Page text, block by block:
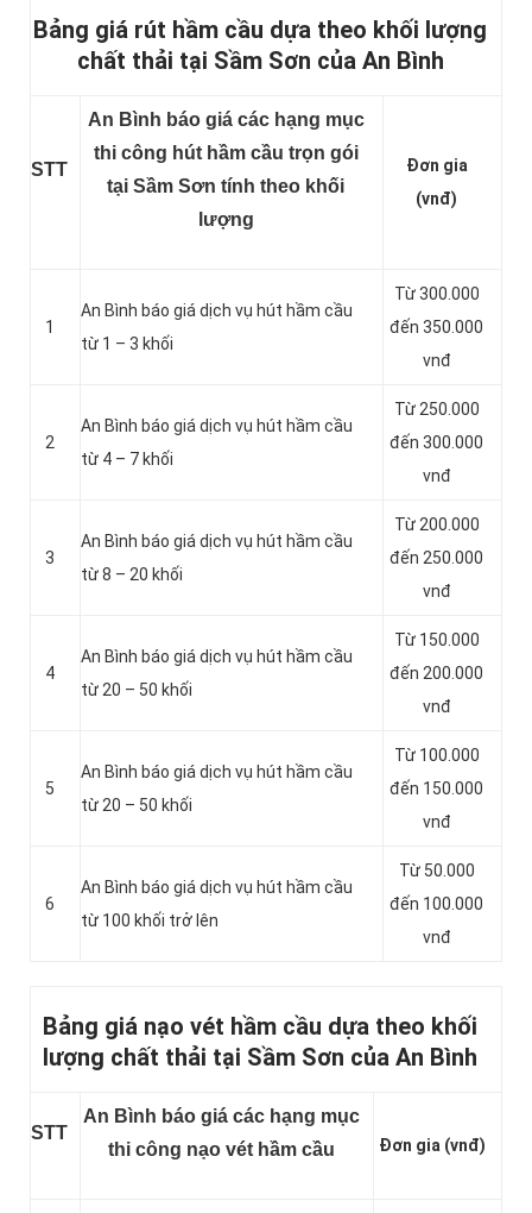
Bảng giá rút hầm cầu dựa theo khối lượng
chất thải tại Sầm Sơn của An Bình
STT
An Bình báo giá các hạng mục
thi công hút hầm cầu trọn gói
tại Sầm Sơn tính theo khối
lượng
Đơn gia
(vnđ)
1
An Bình báo giá dịch vụ hút hầm cầu
từ 1 – 3 khối
Từ 300.000
đến 350.000
vnđ
2
An Bình báo giá dịch vụ hút hầm cầu
từ 4 – 7 khối
Từ 250.000
đến 300.000
vnđ
3
An Bình báo giá dịch vụ hút hầm cầu
từ 8 – 20 khối
Từ 200.000
đến 250.000
vnđ
4
An Bình báo giá dịch vụ hút hầm cầu
từ 20 – 50 khối
Từ 150.000
đến 200.000
vnđ
5
An Bình báo giá dịch vụ hút hầm cầu
từ 20 – 50 khối
Từ 100.000
đến 150.000
vnđ
6
An Bình báo giá dịch vụ hút hầm cầu
từ 100 khối trở lên
Từ 50.000
đến 100.000
vnđ
Bảng giá nạo vét hầm cầu dựa theo khối
lượng chất thải tại Sầm Sơn của An Bình
STT
An Bình báo giá các hạng mục
thi công nạo vét hầm cầu
Đơn gia (vnđ)